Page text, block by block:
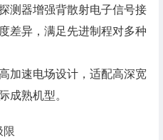
测器增强背散射电子信号接
差异，满足先进制程对多种
加速电场设计，适配高深宽
成熟机型。
限